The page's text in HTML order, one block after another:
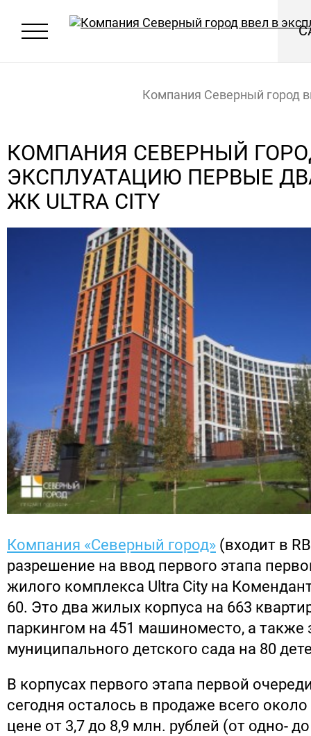
Главная Новости
Компания Северный город
Ultra City
КОМПАНИЯ СЕВЕРНЫЙ
ЭКСПЛУАТАЦИЮ ПЕРВЫЕ
ЖК ULTRA CITY
Компания «Северный город» (входит в
разрешение на ввод первого этапа
жилого комплекса Ultra City на
60. Это два жилых корпуса на 663
паркингом на 451 машиноместо, а также
муниципального детского сада на 80
В корпусах первого этапа первой
сегодня осталось в продаже всего
цене от 3,7 до 8,9 млн. рублей (от одно-